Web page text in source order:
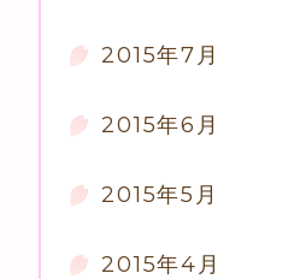
2015年7月
2015年6月
2015年5月
2015年4月